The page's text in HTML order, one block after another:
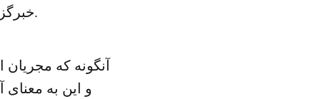
خبرگزاری تسنیم نیز از مجموعه رسانه های وابسته به سپاه پاسداران است.
آنگونه که مجریان
و این به